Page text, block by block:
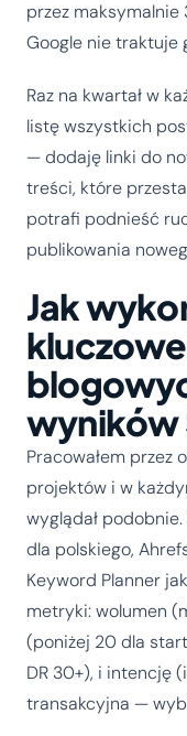
przez maksymalnie
Google nie traktuje
Raz na kwartał w
listę wszystkich
— dodaję linki do
treści, które
potrafi podnieść
publikowania
Jak
wyników
Pracowałem przez
projektów i w
wyglądał
dla polskiego,
Keyword Planner
metryki: wolumen
(poniżej 20 dla
DR 30+), i intencję
transakcyjna —